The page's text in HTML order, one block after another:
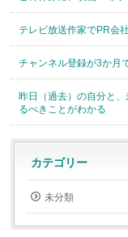
テレビ放送作家でPR会
チャンネル登録が3か月
昨日（過去）の自分と
るべきことがわかる
カテゴリー
未分類